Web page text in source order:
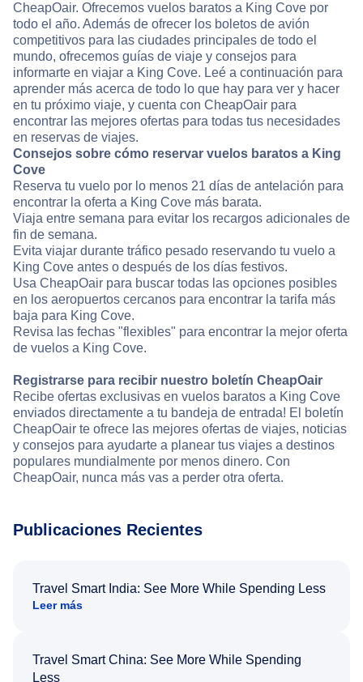
CheapOair. Ofrecemos vuelos baratos a King Cove por
todo el año. Además de ofrecer los boletos de avión
competitivos para las ciudades principales de todo el
mundo, ofrecemos guías de viaje y consejos para
informarte en viajar a King Cove. Leé a continuación para
aprender más acerca de todo lo que hay para ver y hacer
en tu próximo viaje, y cuenta con CheapOair para
encontrar las mejores ofertas para todas tus necesidades
en reservas de viajes.
Consejos sobre cómo reservar vuelos baratos a King
Cove
Reserva tu vuelo por lo menos 21 días de antelación para
encontrar la oferta a King Cove más barata.
Viaja entre semana para evitar los recargos adicionales de
fin de semana.
Evita viajar durante tráfico pesado reservando tu vuelo a
King Cove antes o después de los días festivos.
Usa CheapOair para buscar todas las opciones posibles
en los aeropuertos cercanos para encontrar la tarifa más
baja para King Cove.
Revisa las fechas "flexibles" para encontrar la mejor oferta
de vuelos a King Cove.
Registrarse para recibir nuestro boletín CheapOair
Recibe ofertas exclusivas en vuelos baratos a King Cove
enviados directamente a tu bandeja de entrada! El boletín
CheapOair te ofrece las mejores ofertas de viajes, noticias
y consejos para ayudarte a planear tus viajes a destinos
populares mundialmente por menos dinero. Con
CheapOair, nunca más vas a perder otra oferta.
Publicaciones Recientes
Travel Smart India: See More While Spending Less
Leer más
Travel Smart China: See More While Spending
Less